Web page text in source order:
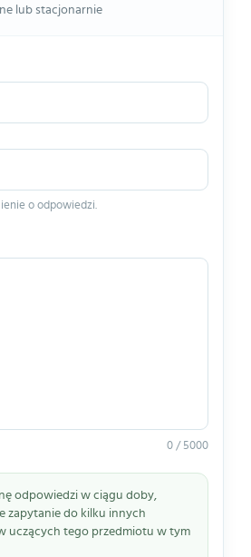
lub stacjonarnie
o odpowiedzi.
0 / 5000
odpowiedzi w ciągu doby,
zapytanie do kilku innych
uczących tego przedmiotu w tym